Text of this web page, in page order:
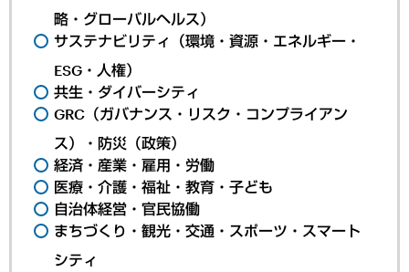
略・グローバルヘルス）
サステナビリティ（環境・資源・エネルギー・
ESG・人権）
共生・ダイバーシティ
GRC（ガバナンス・リスク・コンプライアン
ス）・防災（政策）
経済・産業・雇用・労働
医療・介護・福祉・教育・子ども
自治体経営・官民協働
まちづくり・観光・交通・スポーツ・スマート
シティ